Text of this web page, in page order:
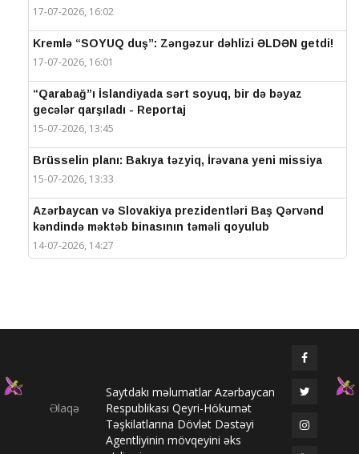
17-07-2026, 16:02
Kremlə “SOYUQ duş”: Zəngəzur dəhlizi ƏLDƏN getdi!
17-07-2026, 16:01
“Qarabağ”ı İslandiyada sərt soyuq, bir də bəyaz
gecələr qarşıladı - Reportaj
15-07-2026, 13:45
Brüsselin planı: Bakıya təzyiq, İrəvana yeni missiya
15-07-2026, 13:33
Azərbaycan və Slovakiya prezidentləri Baş Qərvənd
kəndində məktəb binasının təməli qoyulub
14-07-2026, 14:27
Prezidentlər Şuşada mətbuata bəyanatlarla çıxış
Elməddin Behbud: “IV Şuşa Qlobal Media Forumu
beynəlxalq media əməkdaşlığının nüfuzlu
platformasına çevrilib”
14-07-2026, 14:24
Əlaqə
Saytdakı məlumatlar Azərbaycan
Respublikası Qeyri-Hökumət
Təşkilatlarına Dövlət Dəstəyi
Agentliyinin mövqeyini əks